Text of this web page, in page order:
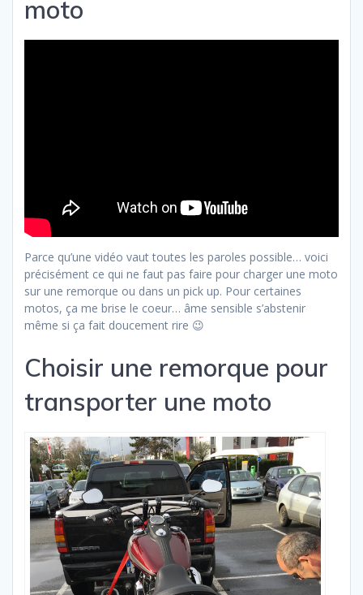
moto
Parce qu’une vidéo vaut toutes les paroles possible… voici
précisément ce qui ne faut pas faire pour charger une moto
sur une remorque ou dans un pick up. Pour certaines
motos, ça me brise le coeur… âme sensible s’abstenir
même si ça fait doucement rire 😉
Choisir une remorque pour
transporter une moto